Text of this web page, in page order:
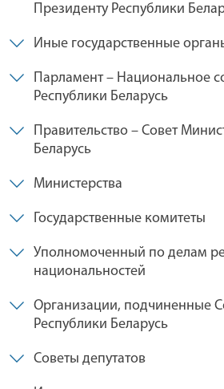
Президенту Республики
Иные государственные
Парламент – Национальное
Республики Беларусь
Правительство – Совет
Беларусь
Министерства
Государственные комитеты
Уполномоченный по делам
национальностей
Организации, подчиненные
Республики Беларусь
Советы депутатов